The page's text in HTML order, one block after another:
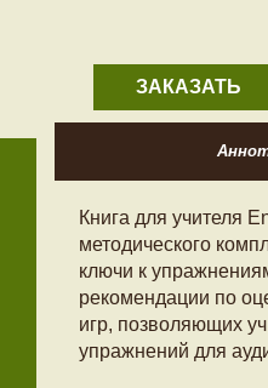
ЗАКАЗАТЬ
Книга для учителя
методического
ключи к
рекомендации по
игр, позволяющих
упражнений для